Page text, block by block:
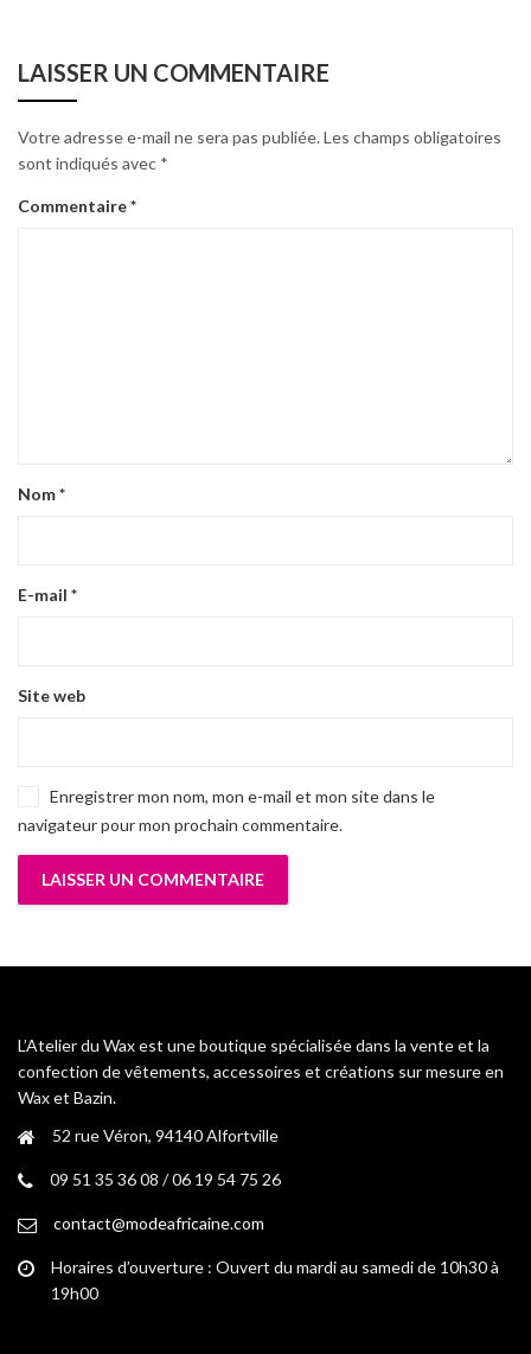
LAISSER UN COMMENTAIRE
Votre adresse e-mail ne sera pas publiée.Les champs obligatoires
sont indiqués avec *
Commentaire*
Nom*
E-mail *
Site web
Enregistrer mon nom, mon e-mail et mon site dans le
navigateur pour mon prochain commentaire.
L’Atelier du Wax est une boutique spécialisée dans la vente et la
confection de vêtements, accessoires et créations sur mesure en
Wax et Bazin.
52 rue Véron, 94140 Alfortville
09 51 35 36 08 / 06 19 54 75 26
contact@modeafricaine.com
Horaires d’ouverture : Ouvert du mardi au samedi de 10h30 à
19h00